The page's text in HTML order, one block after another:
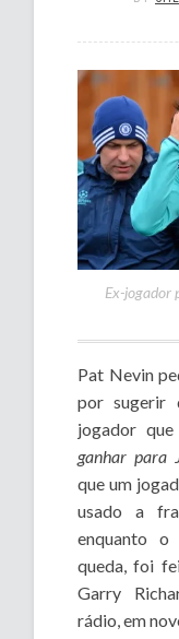
Ex-jogador
Pat Nevin
por sugerir
jogador
ganhar para
que um
usado a
enquanto
queda, foi
Garry
rádio, em